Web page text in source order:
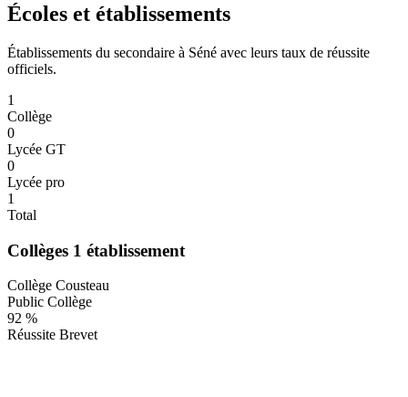
Écoles et établissements
Établissements du secondaire à Séné avec leurs taux de réussite
officiels.
1
Collège
0
Lycée GT
0
Lycée pro
1
Total
Collèges 1 établissement
Collège Cousteau
Public Collège
92 %
Réussite Brevet